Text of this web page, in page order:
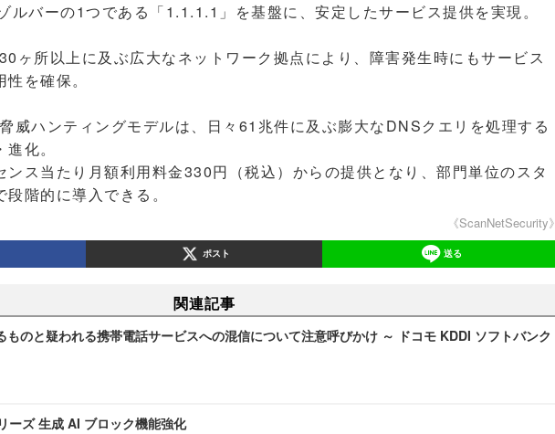
ルバーの1つである「1.1.1.1」を基盤に、安定したサービス提供を実現。
ヶ所以上に及ぶ広大なネットワーク拠点により、障害発生時にもサービス
を確保。
威ハンティングモデルは、日々61兆件に及ぶ膨大なDNSクエリを処理する
化。
ス当たり月額利用料金330円（税込）からの提供となり、部門単位のスタ
階的に導入できる。
《ScanNetSecurity》
ポスト 送る
関連記事
ものと疑われる携帯電話サービスへの混信について注意呼びかけ ～ ドコモ KDDI ソフトバンク
ーズ 生成 AI ブロック機能強化